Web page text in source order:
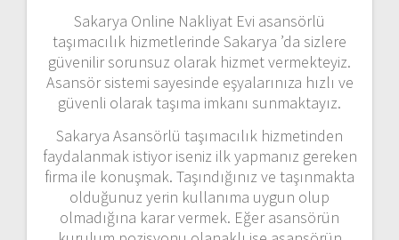
Sakarya Online Nakliyat Evi asansörlü
taşımacılık hizmetlerinde Sakarya ’da sizlere
güvenilir sorunsuz olarak hizmet vermekteyiz.
Asansör sistemi sayesinde eşyalarınıza hızlı ve
güvenli olarak taşıma imkanı sunmaktayız.
Sakarya Asansörlü taşımacılık hizmetinden
faydalanmak istiyor iseniz ilk yapmanız gereken
firma ile konuşmak. Taşındığınız ve taşınmakta
olduğunuz yerin kullanıma uygun olup
olmadığına karar vermek. Eğer asansörün